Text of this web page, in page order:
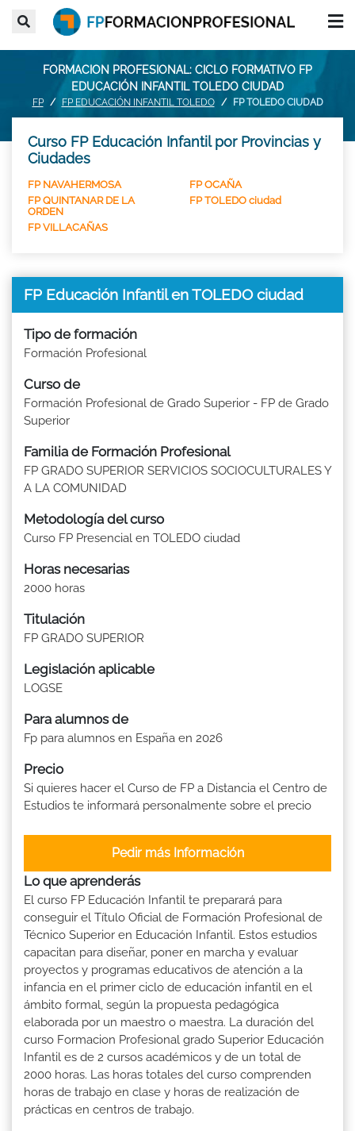
FORMACION PROFESIONAL: CICLO FORMATIVO FP
EDUCACIÓN INFANTIL TOLEDO CIUDAD
FP FP EDUCACIÓN INFANTIL TOLEDO FP TOLEDO CIUDAD
Curso FP Educación Infantil por Provincias y
Ciudades
FP NAVAHERMOSA
FP OCAÑA
FP QUINTANAR DE LA
ORDEN
FP TOLEDO ciudad
FP VILLACAÑAS
FP Educación Infantil en TOLEDO ciudad
Tipo de formación
Formación Profesional
Curso de
Formación Profesional de Grado Superior - FP de Grado
Superior
Familia de Formación Profesional
FP GRADO SUPERIOR SERVICIOS SOCIOCULTURALES Y
A LA COMUNIDAD
Metodología del curso
Curso FP Presencial en TOLEDO ciudad
Horas necesarias
2000 horas
Titulación
FP GRADO SUPERIOR
Legislación aplicable
LOGSE
Para alumnos de
Fp para alumnos en España en 2026
Precio
Si quieres hacer el Curso de FP a Distancia el Centro de
Estudios te informará personalmente sobre el precio
Pedir más Información
Lo que aprenderás
El curso FP Educación Infantil te preparará para
conseguir el Título Oficial de Formación Profesional de
Técnico Superior en Educación Infantil. Estos estudios
capacitan para diseñar, poner en marcha y evaluar
proyectos y programas educativos de atención a la
infancia en el primer ciclo de educación infantil en el
ámbito formal, según la propuesta pedagógica
elaborada por un maestro o maestra. La duración del
curso Formacion Profesional grado Superior Educación
Infantil es de 2 cursos académicos y de un total de
2000 horas. Las horas totales del curso comprenden
horas de trabajo en clase y horas de realización de
prácticas en centros de trabajo.